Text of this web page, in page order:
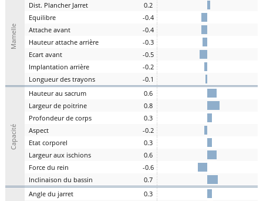
Mamelle
Dist. Plancher Jarret
0.2
Equilibre
-0.4
Attache avant
-0.4
Hauteurattache arrière
-0.3
Ecart avant
-0.5
Implantation arrière
-0.2
Longueur des trayons -0.1
Capacité
Hauteur au sacrum
0.6
Largeur de poitrine
0.8
Profondeur de corps
0.3
Aspect
-0.2
Etat corporel
0.3
Largeur aux ischions
0.6
Force du rein
-0.6
Inclinaison du bassin 0.7
Angle du jarret
0.3